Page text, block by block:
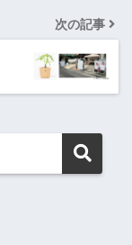
次の記事